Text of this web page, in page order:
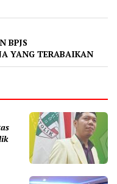
BPJS
YANG TERABAIKAN